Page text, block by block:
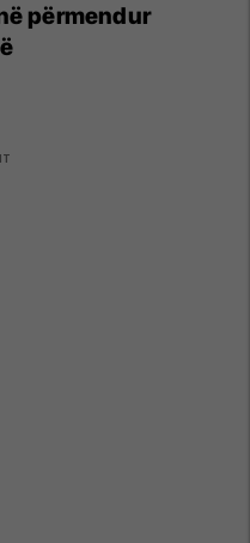
përmendur